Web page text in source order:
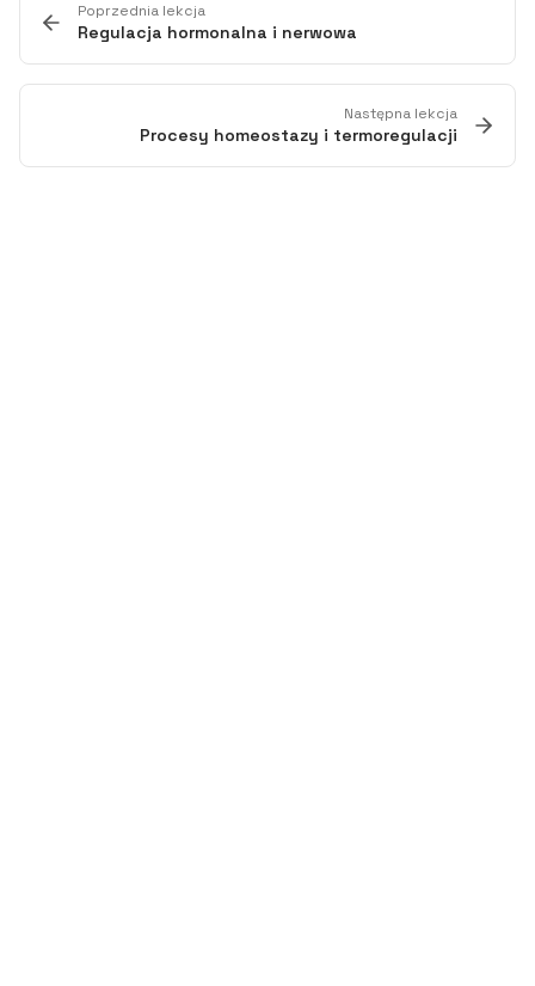
Poprzednia lekcja
Regulacja hormonalna i nerwowa
Następna lekcja
Procesy homeostazy i termoregulacji